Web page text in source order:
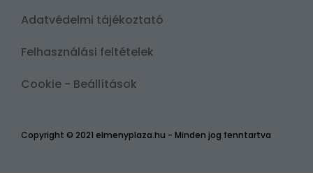
Copyright © 2021 elmenyplaza.hu - Minden jog fenntartva
Adatvédelmi tájékoztató
Felhasználási feltételek
Cookie - Beállítások